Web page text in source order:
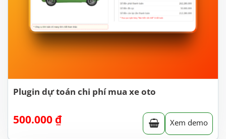
Plugin dự toán chi phí mua xe oto
500.000 ₫ Xem demo